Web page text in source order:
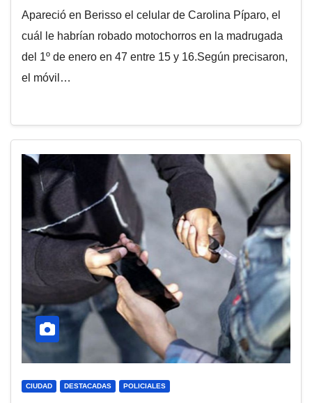
Apareció en Berisso el celular de Carolina Píparo, el
cuál le habrían robado motochorros en la madrugada
del 1º de enero en 47 entre 15 y 16.Según precisaron,
el móvil…
CIUDAD DESTACADAS POLICIALES